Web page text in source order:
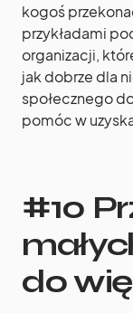
kogoś
przykładami
organizacji,
jak dobrze dla
społecznego
pomóc w
#10
do